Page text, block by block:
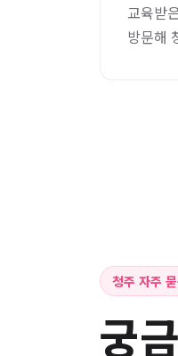
교육받
방문해
청주 자주
궁